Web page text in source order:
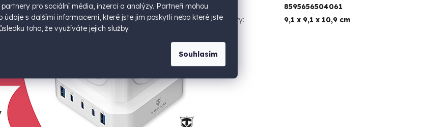
pro sociální média, inzerci a analýzy. Partneři mohou
údaje s dalšími informacemi, které jste jim poskytli nebo které jste
toho, že využíváte jejich služby.
Souhlasím
8595656504061
Rozměry: 9,1 x 9,1 x 10,9 cm